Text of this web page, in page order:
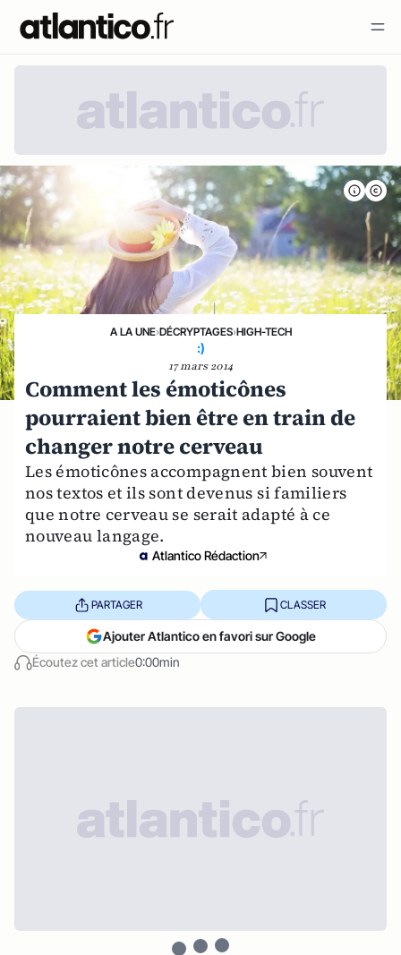
A LA UNE›DÉCRYPTAGES›HIGH-TECH
:)
17 mars 2014
Comment les émoticônes
pourraient bien être en train de
changer notre cerveau
Les émoticônes accompagnent bien souvent
nos textos et ils sont devenus si familiers
que notre cerveau se serait adapté à ce
nouveau langage.
Atlantico Rédaction
Écoutez cet article0:00min
PARTAGER CLASSER
Ajouter Atlantico en favori sur Google